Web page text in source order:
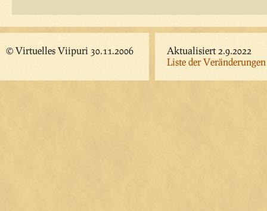
© Virtuelles Viipuri 30.11.2006
Aktualisiert 2.9.2022
Liste der Veränderungen